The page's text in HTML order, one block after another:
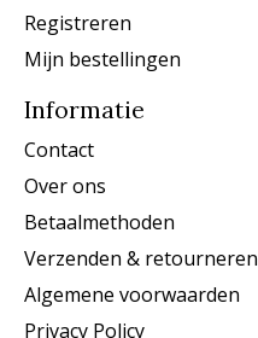
Registreren
Mijn bestellingen
Informatie
Contact
Over ons
Betaalmethoden
Verzenden & retourneren
Algemene voorwaarden
Privacy Policy